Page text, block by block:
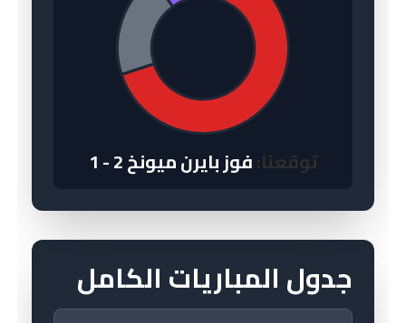
توقعنا:فوز بايرن ميونخ 2 - 1
جدول المباريات الكامل